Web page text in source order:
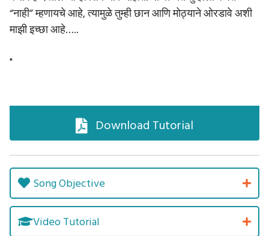
Download Tutorial
“नाही” म्हणायचे आहे, त्यामुळे तुम्ही छान आणि मोठ्याने ओरडावे अशी
माझी इच्छा आहे…..
"
Song Objective
Video Tutorial